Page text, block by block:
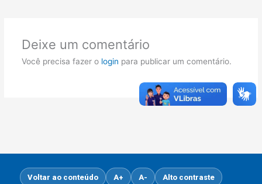
Deixe um comentário
Você precisa fazer o login para publicar um comentário.
Voltar ao conteúdo A+ A- Alto contraste